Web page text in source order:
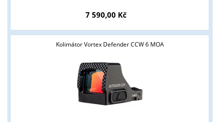
7 590,00 Kč
Kolimátor Vortex Defender CCW 6 MOA